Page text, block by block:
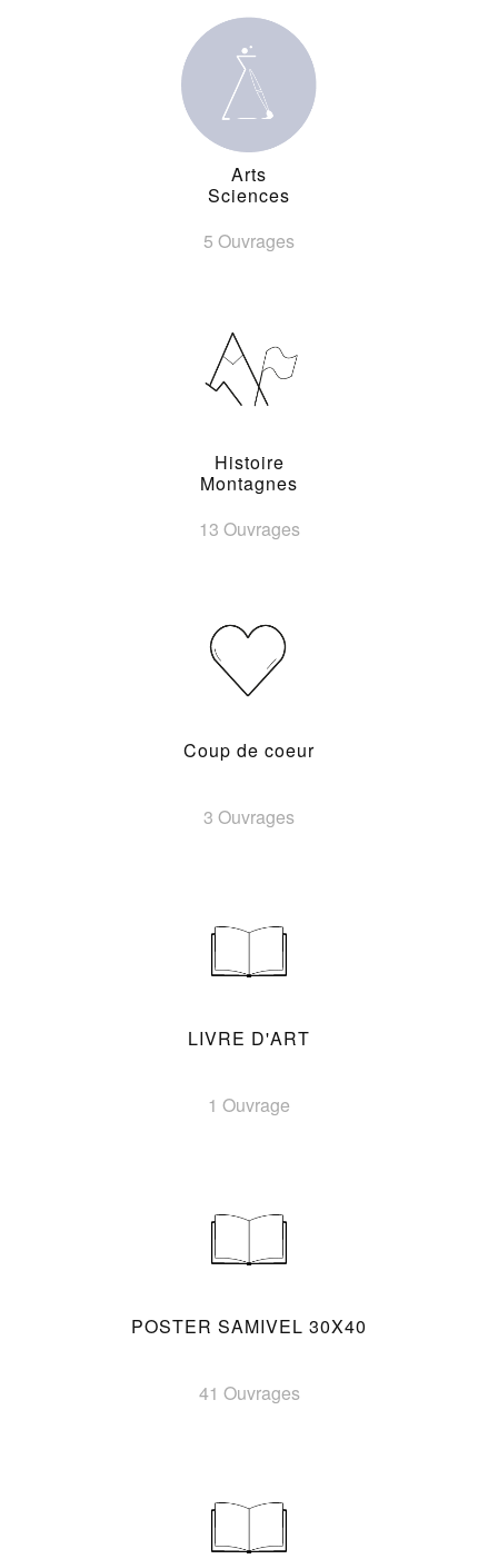
Arts
Sciences
5 Ouvrages
Histoire
Montagnes
13 Ouvrages
Coup de coeur
3 Ouvrages
LIVRE D'ART
1 Ouvrage
POSTER SAMIVEL 30X40
41 Ouvrages